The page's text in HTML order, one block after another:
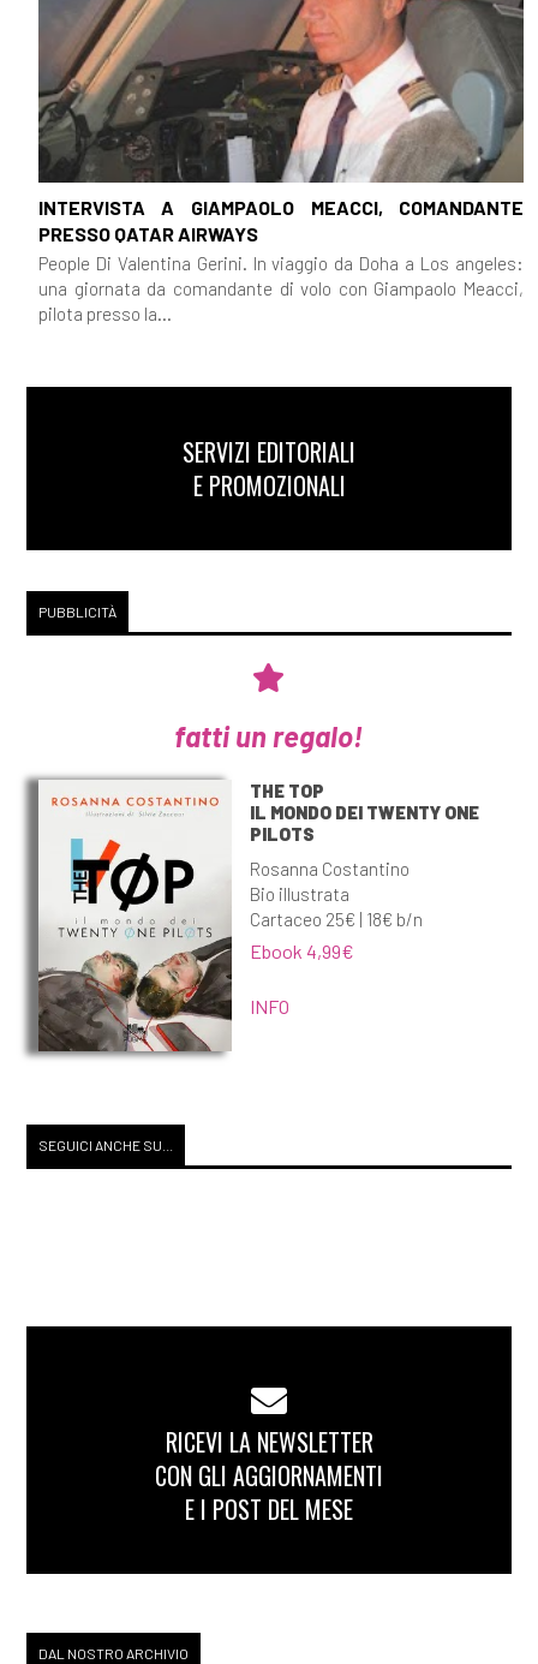
INTERVISTA A GIAMPAOLO MEACCI, COMANDANTE
PRESSO QATAR AIRWAYS
People Di Valentina Gerini. In viaggio da Doha a Los angeles:
una giornata da comandante di volo con Giampaolo Meacci,
pilota presso la...
SERVIZI EDITORIALI
E PROMOZIONALI
PUBBLICITÀ
fatti un regalo!
THE TOP
IL MONDO DEI TWENTY ONE
PILOTS
Rosanna Costantino
Bio illustrata
Cartaceo 25€ | 18€ b/n
Ebook 4,99€
INFO
SEGUICI ANCHE SU...
RICEVI LA NEWSLETTER
CON GLI AGGIORNAMENTI
E I POST DEL MESE
DAL NOSTRO ARCHIVIO